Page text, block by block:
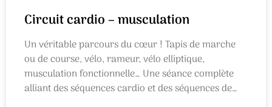
Circuit cardio – musculation
Un véritable parcours du cœur ! Tapis de marche
ou de course, vélo, rameur, vélo elliptique,
musculation fonctionnelle… Une séance complète
alliant des séquences cardio et des séquences de